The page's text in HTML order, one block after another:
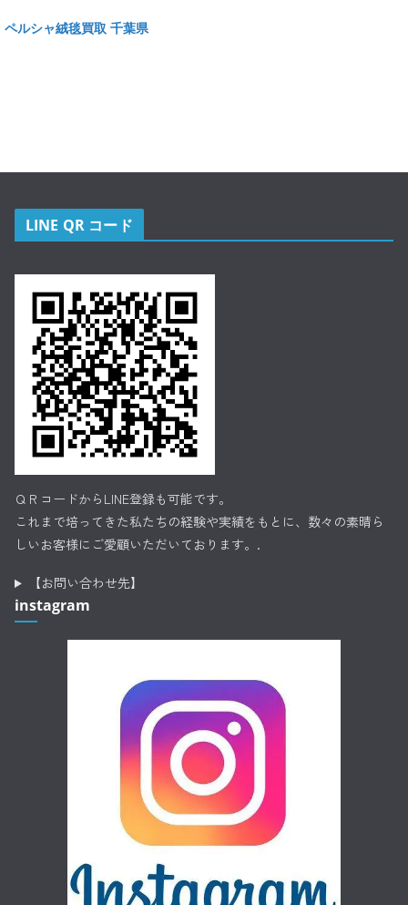
ペルシャ絨毯買取 千葉県
LINE QR コード
ＱＲコードからLINE登録も可能です。
これまで培ってきた私たちの経験や実績をもとに、数々の素晴ら
しいお客様にご愛顧いただいております。.
【お問い合わせ先】
instagram